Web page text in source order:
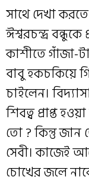
সাথে দেখা
ঈশ্বরচন্দ্র
কাশীতে গাঁজা-
বাবু হকচকিয়ে
চাইলেন।
শিবত্ব প্রাপ্ত
তো ? কিন্তু
সেবী। কাজেই
চোখের জলে